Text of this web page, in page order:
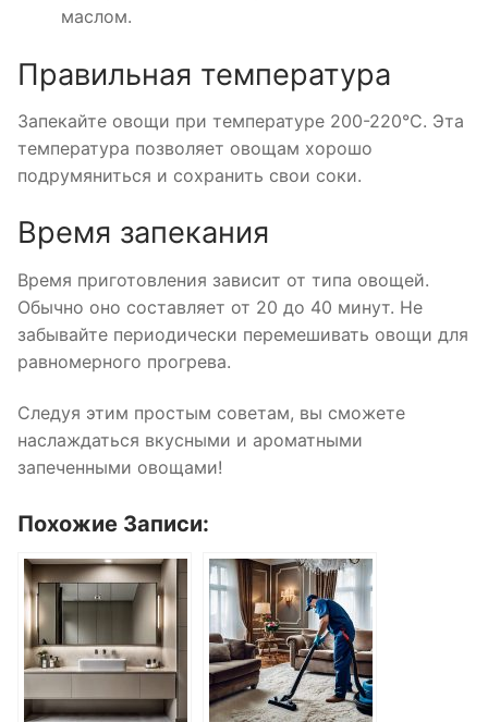
маслом.
Правильная температура
Запекайте овощи при температуре 200-220°C. Эта
температура позволяет овощам хорошо
подрумяниться и сохранить свои соки.
Время запекания
Время приготовления зависит от типа овощей.
Обычно оно составляет от 20 до 40 минут. Не
забывайте периодически перемешивать овощи для
равномерного прогрева.
Следуя этим простым советам, вы сможете
наслаждаться вкусными и ароматными
запеченными овощами!
Похожие Записи: